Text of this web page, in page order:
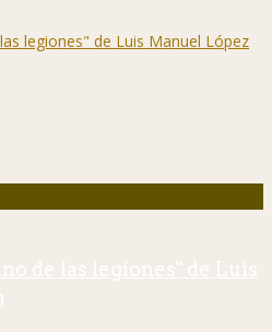
de las legiones" de Luis